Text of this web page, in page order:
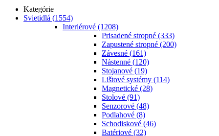
Kategórie
Svietidlá (1554)
Interiérové (1208)
Prisadené stropné (333)
Zapustené stropné (200)
Závesné (161)
Nástenné (120)
Stojanové (19)
Lištové systémy (114)
Magnetické (28)
Stolové (91)
Senzorové (48)
Podlahové (8)
Schodiskové (46)
Batériové (32)